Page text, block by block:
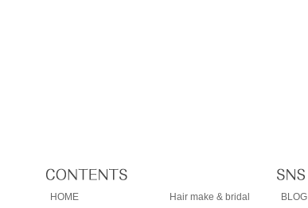
HOME Hair make & bridal BLOG